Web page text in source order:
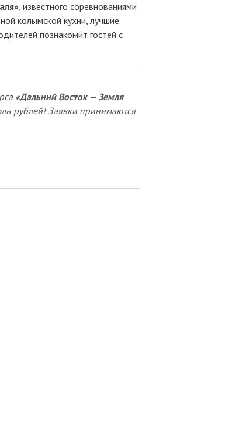
, известного соревнованиями
колымской кухни, лучшие
познакомит гостей с
«Дальний Восток — Земля
рублей! Заявки принимаются